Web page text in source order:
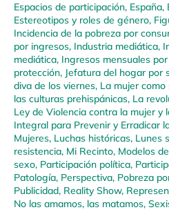
Espacios de participación, España,
Estereotipos y roles de género,
Incidencia de la pobreza por
por ingresos, Industria mediática,
mediática, Ingresos mensuales
protección, Jefatura del hogar por
diva de los viernes, La mujer
las culturas prehispánicas, La
Ley de Violencia contra la mujer y
Integral para Prevenir y Erradicar
Mujeres, Luchas históricas, Lunes
resistencia, Mi Recinto, Modelos
sexo, Participación política,
Patología, Perspectiva, Pobreza
Publicidad, Reality Show,
No las amamos, las matamos,